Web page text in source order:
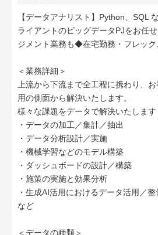
【データアナリスト】Python、SQL
ライアントのビッグデータPJをお任
ジメント業務も◆在宅勤務・フレッ
＜業務詳細＞
上流から下流まで全工程に携わり、
用の側面から解決いたします。
様々な課題をデータで解決いたします
・データの加工／集計／抽出
・データ分析設計／実施
・機械学習などのモデル構築
・ダッシュボードの設計／構築
・施策の実施と効果分析
・生成AI活用におけるデータ活用／整
など
＜データの種類＞